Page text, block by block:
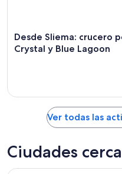
Desde Sliema: crucero
Crystal y Blue Lagoon
Ver todas las
Ciudades